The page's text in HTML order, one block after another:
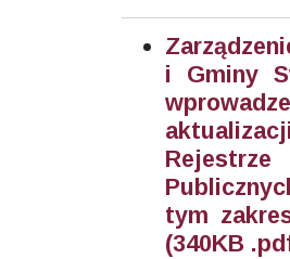
i Gminy
tym
(340KB